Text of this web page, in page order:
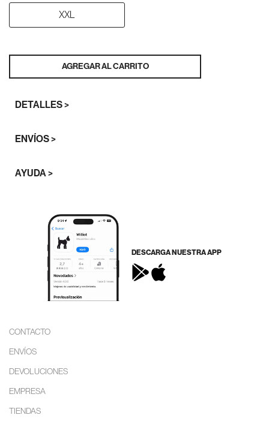
XXL
AGREGAR AL CARRITO
DETALLES >
ENVÍOS >
AYUDA >
DESCARGA NUESTRA APP
CONTACTO
ENVÍOS
DEVOLUCIONES
EMPRESA
TIENDAS